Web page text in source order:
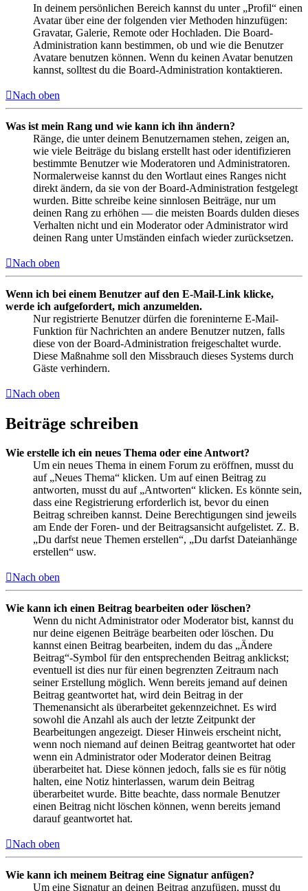
In deinem persönlichen Bereich kannst du unter „Profil“ einen
Avatar über eine der folgenden vier Methoden hinzufügen:
Gravatar, Galerie, Remote oder Hochladen. Die Board-
Administration kann bestimmen, ob und wie die Benutzer
Avatare benutzen können. Wenn du keinen Avatar benutzen
kannst, solltest du die Board-Administration kontaktieren.
Nach oben
Was ist mein Rang und wie kann ich ihn ändern?
Ränge, die unter deinem Benutzernamen stehen, zeigen an,
wie viele Beiträge du bislang erstellt hast oder identifizieren
bestimmte Benutzer wie Moderatoren und Administratoren.
Normalerweise kannst du den Wortlaut eines Ranges nicht
direkt ändern, da sie von der Board-Administration festgelegt
wurden. Bitte schreibe keine sinnlosen Beiträge, nur um
deinen Rang zu erhöhen — die meisten Boards dulden dieses
Verhalten nicht und ein Moderator oder Administrator wird
deinen Rang unter Umständen einfach wieder zurücksetzen.
Nach oben
Wenn ich bei einem Benutzer auf den E-Mail-Link klicke,
werde ich aufgefordert, mich anzumelden.
Nur registrierte Benutzer dürfen die foreninterne E-Mail-
Funktion für Nachrichten an andere Benutzer nutzen, falls
diese von der Board-Administration freigeschaltet wurde.
Diese Maßnahme soll den Missbrauch dieses Systems durch
Gäste verhindern.
Nach oben
Beiträge schreiben
Wie erstelle ich ein neues Thema oder eine Antwort?
Um ein neues Thema in einem Forum zu eröffnen, musst du
auf „Neues Thema“ klicken. Um auf einen Beitrag zu
antworten, musst du auf „Antworten“ klicken. Es könnte sein,
dass eine Registrierung erforderlich ist, bevor du einen
Beitrag schreiben kannst. Deine Berechtigungen sind jeweils
am Ende der Foren- und der Beitragsansicht aufgelistet. Z. B.
„Du darfst neue Themen erstellen“, „Du darfst Dateianhänge
erstellen“ usw.
Nach oben
Wie kann ich einen Beitrag bearbeiten oder löschen?
Wenn du nicht Administrator oder Moderator bist, kannst du
nur deine eigenen Beiträge bearbeiten oder löschen. Du
kannst einen Beitrag bearbeiten, indem du das „Ändere
Beitrag“-Symbol für den entsprechenden Beitrag anklickst;
eventuell ist dies nur für einen begrenzten Zeitraum nach
seiner Erstellung möglich. Wenn bereits jemand auf deinen
Beitrag geantwortet hat, wird dein Beitrag in der
Themenansicht als überarbeitet gekennzeichnet. Es wird
sowohl die Anzahl als auch der letzte Zeitpunkt der
Bearbeitungen angezeigt. Dieser Hinweis erscheint nicht,
wenn noch niemand auf deinen Beitrag geantwortet hat oder
wenn ein Administrator oder Moderator deinen Beitrag
überarbeitet hat. Diese können jedoch, falls sie es für nötig
halten, eine Notiz hinterlassen, warum dein Beitrag
überarbeitet wurde. Bitte beachte, dass normale Benutzer
einen Beitrag nicht löschen können, wenn bereits jemand
darauf geantwortet hat.
Nach oben
Wie kann ich meinem Beitrag eine Signatur anfügen?
Um eine Signatur an deinen Beitrag anzufügen, musst du